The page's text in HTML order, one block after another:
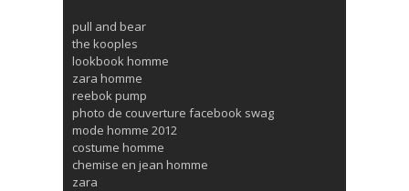
pull and bear
the kooples
lookbook homme
zara homme
reebok pump
photo de couverture facebook swag
mode homme 2012
costume homme
chemise en jean homme
zara